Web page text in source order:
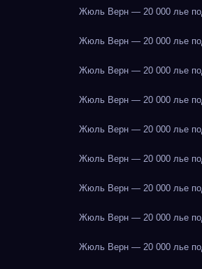
Жюль Верн — 20 000 лье
Жюль Верн — 20 000 лье
Жюль Верн — 20 000 лье
Жюль Верн — 20 000 лье
Жюль Верн — 20 000 лье
Жюль Верн — 20 000 лье
Жюль Верн — 20 000 лье
Жюль Верн — 20 000 лье
Жюль Верн — 20 000 лье